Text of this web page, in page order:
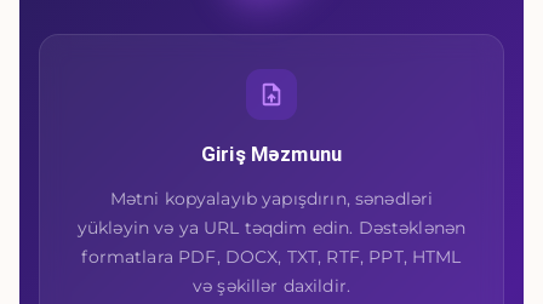
Giriş Məzmunu
Mətni kopyalayıb yapışdırın, sənədləri
yükləyin və ya URL təqdim edin. Dəstəklənən
formatlara PDF, DOCX, TXT, RTF, PPT, HTML
və şəkillər daxildir.